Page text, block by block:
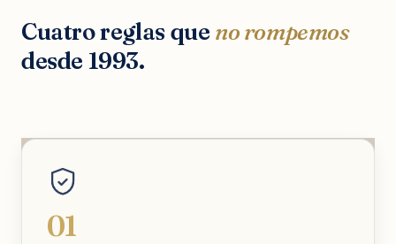
Cuatro reglas que no rompemos
desde 1993.
01